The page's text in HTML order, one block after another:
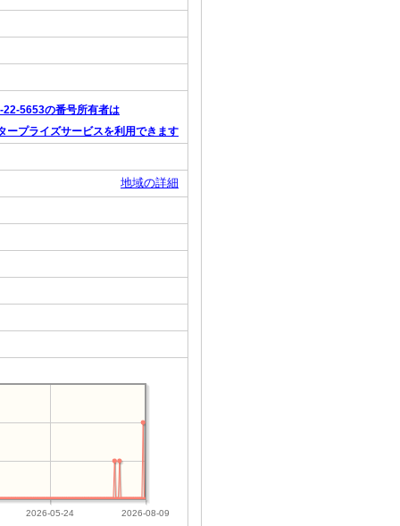
22-5653の番号所有者は
ープライズサービスを利用できます
地域の詳細
2026-05-24 2026-08-09